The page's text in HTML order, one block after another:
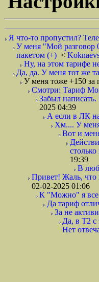
Я что-то пропустил?
У меня "Мой разговор
пакетом (+) <
Ну, на этом тарифе
Да, да. У меня тот же
У меня тоже +150 за
Смотри: Тариф
Забыл
2025 04:39
А если в ЛК
Хм.... У
Вот и
19:39
В
Привет! Жаль, что
02-02-2025 01:06
К "Можно" я все-
Да тариф
За не
Да, в Т2 с
Нет